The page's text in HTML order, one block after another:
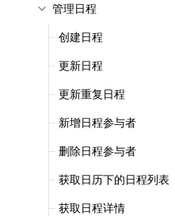
管理日程
创建日程
更新日程
更新重复日程
新增日程参与者
删除日程参与者
获取日历下的日程列表
获取日程详情